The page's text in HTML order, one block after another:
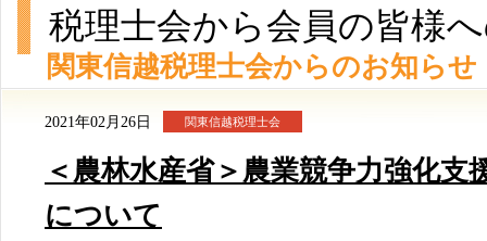
税理士会から会員の皆様
関東信越税理士会からのお知らせ
2021年02月26日 関東信越税理士会
＜農林水産省＞農業競争力強化支
について